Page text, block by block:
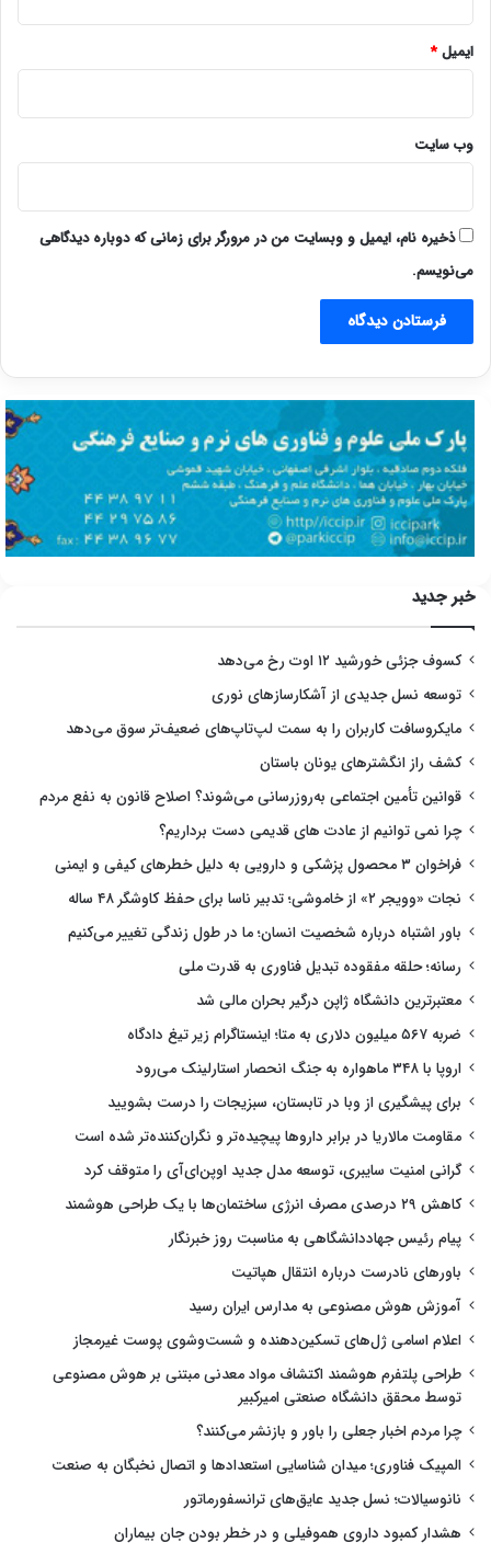
ایمیل*
وب‌ سایت
ذخیره نام، ایمیل و وبسایت من در مرورگر برای زمانی که دوباره دیدگاهی
می‌نویسم.
خبر جدید
کسوف جزئی خورشید ۱۲ اوت رخ می‌دهد
توسعه نسل جدیدی از آشکارسازهای نوری
مایکروسافت کاربران را به سمت لپ‌تاپ‌های ضعیف‌تر سوق می‌دهد
کشف راز انگشترهای یونان باستان
قوانین تأمین اجتماعی به‌روزرسانی می‌شوند؟ اصلاح قانون به نفع مردم
چرا نمی توانیم از عادت های قدیمی دست برداریم؟
فراخوان ۳ محصول پزشکی و دارویی به دلیل خطرهای کیفی و ایمنی
نجات «وویجر ۲» از خاموشی؛ تدبیر ناسا برای حفظ کاوشگر ۴۸ ساله
باور اشتباه درباره شخصیت انسان؛ ما در طول زندگی تغییر می‌کنیم
رسانه؛ حلقه مفقوده تبدیل فناوری به قدرت ملی
معتبرترین دانشگاه ژاپن درگیر بحران مالی شد
ضربه ۵۶۷ میلیون دلاری به متا؛ اینستاگرام زیر تیغ دادگاه
اروپا با ۳۴۸ ماهواره به جنگ انحصار استارلینک می‌رود
برای پیشگیری از وبا در تابستان، سبزیجات را درست بشویید
مقاومت مالاریا در برابر داروها پیچیده‌تر و نگران‌کننده‌تر شده است
گرانی امنیت سایبری، توسعه مدل جدید اوپن‌ای‌آی را متوقف کرد
کاهش ۲۹ درصدی مصرف انرژی ساختمان‌ها با یک طراحی هوشمند
پیام رئیس جهاددانشگاهی به مناسبت روز خبرنگار
باورهای نادرست درباره انتقال هپاتیت
آموزش هوش مصنوعی به مدارس ایران رسید
اعلام اسامی ژل‌های تسکین‌دهنده و شست‌وشوی پوست غیرمجاز
طراحی پلتفرم هوشمند اکتشاف مواد معدنی مبتنی بر هوش مصنوعی
توسط محقق دانشگاه صنعتی امیرکبیر
چرا مردم اخبار جعلی را باور و بازنشر می‌کنند؟
المپیک فناوری؛ میدان شناسایی استعدادها و اتصال نخبگان به صنعت
نانوسیالات؛ نسل جدید عایق‌های ترانسفورماتور
هشدار کمبود داروی هموفیلی و در خطر بودن جان بیماران